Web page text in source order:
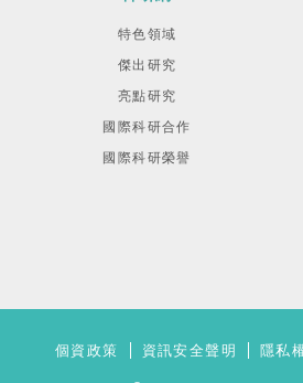
特色領域
傑出研究
亮點研究
國際科研合作
國際科研榮譽
個資政策 資訊安全聲明 隱私